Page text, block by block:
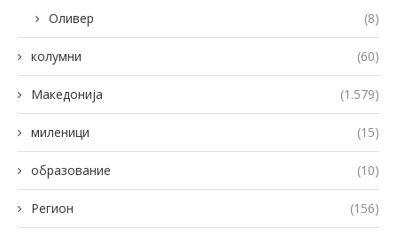
Оливер (8)
колумни (60)
Македонија (1.579)
миленици (15)
образование (10)
Регион (156)